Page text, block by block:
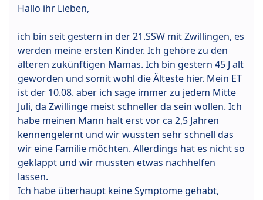
Hallo ihr Lieben,
ich bin seit gestern in der 21.SSW mit Zwillingen, es
werden meine ersten Kinder. Ich gehöre zu den
älteren zukünftigen Mamas. Ich bin gestern 45 J alt
geworden und somit wohl die Älteste hier. Mein ET
ist der 10.08. aber ich sage immer zu jedem Mitte
Juli, da Zwillinge meist schneller da sein wollen. Ich
habe meinen Mann halt erst vor ca 2,5 Jahren
kennengelernt und wir wussten sehr schnell das
wir eine Familie möchten. Allerdings hat es nicht so
geklappt und wir mussten etwas nachhelfen
lassen.
Ich habe überhaupt keine Symptome gehabt,